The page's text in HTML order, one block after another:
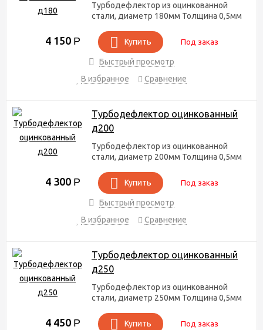
Турбодефлектор из оцинкованной
стали, диаметр 180мм Толщина 0,5мм
4 150 Р Купить Под заказ
Быстрый просмотр
В избранное
Сравнение
Турбодефлектор оцинкованный
д200
Турбодефлектор из оцинкованной
стали, диаметр 200мм Толщина 0,5мм
4 300 Р Купить Под заказ
Быстрый просмотр
В избранное
Сравнение
Турбодефлектор оцинкованный
д250
Турбодефлектор из оцинкованной
стали, диаметр 250мм Толщина 0,5мм
4 450 Р Купить Под заказ